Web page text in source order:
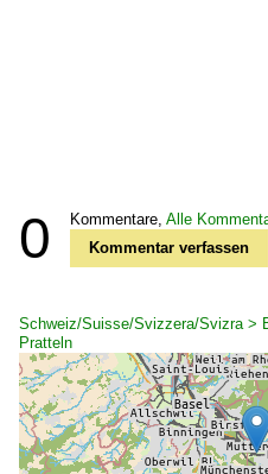
0 Kommentare, Alle
Kommentar verfassen
Schweiz/Suisse/Svizzera/Svizra >
Pratteln